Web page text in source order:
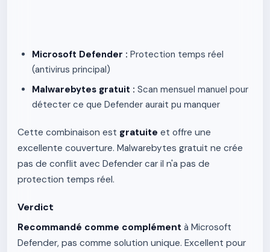
Microsoft Defender : Protection temps réel
(antivirus principal)
Malwarebytes gratuit : Scan mensuel manuel pour
détecter ce que Defender aurait pu manquer
Cette combinaison est gratuite et offre une
excellente couverture. Malwarebytes gratuit ne crée
pas de conflit avec Defender car il n'a pas de
protection temps réel.
Verdict
Recommandé comme complément à Microsoft
Defender, pas comme solution unique. Excellent pour